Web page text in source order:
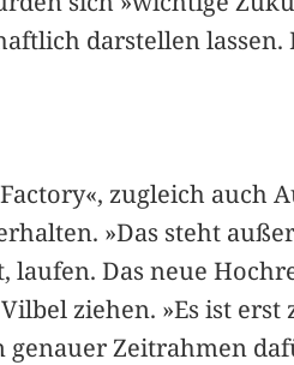
darstellen lassen.
zugleich auch
»Das steht
Das neue
ziehen. »Es ist erst
Zeitrahmen